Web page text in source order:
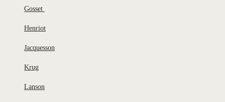
Gosset
Henriot
Jacquesson
Krug
Lanson